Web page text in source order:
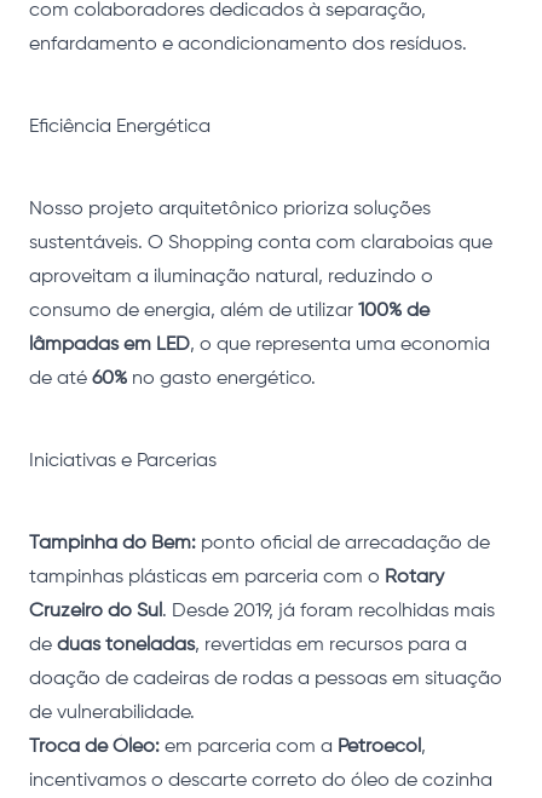
com colaboradores dedicados à separação,
enfardamento e acondicionamento dos resíduos.
Eficiência Energética
Nosso projeto arquitetônico prioriza soluções
sustentáveis. O Shopping conta com claraboias que
aproveitam a iluminação natural, reduzindo o
consumo de energia, além de utilizar 100% de
lâmpadas em LED, o que representa uma economia
de até 60% no gasto energético.
Iniciativas e Parcerias
Tampinha do Bem: ponto oficial de arrecadação de
tampinhas plásticas em parceria com o Rotary
Cruzeiro do Sul. Desde 2019, já foram recolhidas mais
de duas toneladas, revertidas em recursos para a
doação de cadeiras de rodas a pessoas em situação
de vulnerabilidade.
Troca de Óleo: em parceria com a Petroecol,
incentivamos o descarte correto do óleo de cozinha